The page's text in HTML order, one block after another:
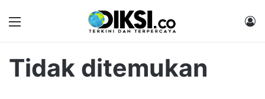
Tidak ditemukan